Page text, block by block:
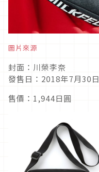
圖片來源
封面：川榮李奈
發售日：2018年7月30日
售價：1,944日圓